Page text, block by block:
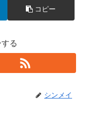
コピー
る
シンメイ